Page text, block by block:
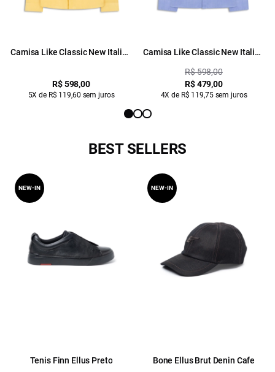
Camisa Like Classic New Italian
R$ 598,00
5X de R$ 119,60 sem juros
Camisa Like Classic New Italian
R$ 598,00
R$ 479,00
4X de R$ 119,75 sem juros
BEST SELLERS
Tenis Finn Ellus Preto
NEW-IN
Bone Ellus Brut Denin Cafe
NEW-IN